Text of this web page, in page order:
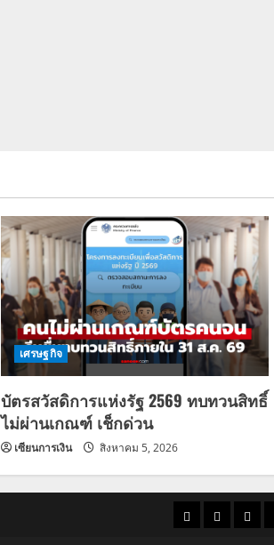
เศรษฐกิจ
บัตรสวัสดิการแห่งรัฐ 2569 ทบทวนสิทธิ์
ไม่ผ่านเกณฑ์ เช็กด่วน
เซียนการเงิน สิงหาคม 5, 2026
ราคาแนว
ข่าว